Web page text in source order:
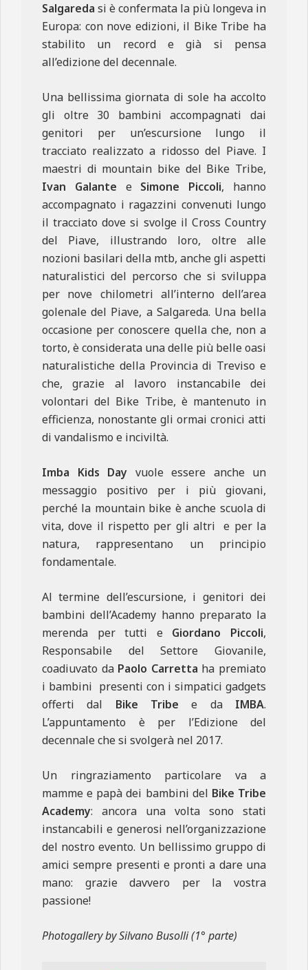
Salgareda si è confermata la più longeva in
Europa: con nove edizioni, il Bike Tribe ha
stabilito un record e già si pensa
all’edizione del decennale.
Una bellissima giornata di sole ha accolto
gli oltre 30 bambini accompagnati dai
genitori per un’escursione lungo il
tracciato realizzato a ridosso del Piave. I
maestri di mountain bike del Bike Tribe,
Ivan Galante eSimone Piccoli, hanno
accompagnato i ragazzini convenuti lungo
il tracciato dove si svolge il Cross Country
del Piave, illustrando loro, oltre alle
nozioni basilari della mtb, anche gli aspetti
naturalistici del percorso che si sviluppa
per nove chilometri all’interno dell’area
golenale del Piave, a Salgareda. Una bella
occasione per conoscere quella che, non a
torto, è considerata una delle più belle oasi
naturalistiche della Provincia di Treviso e
che, grazie al lavoro instancabile dei
volontari del Bike Tribe, è mantenuto in
efficienza, nonostante gli ormai cronici atti
di vandalismo e inciviltà.
Imba Kids Day vuole essere anche un
messaggio positivo per i più giovani,
perché la mountain bike è anche scuola di
vita, dove il rispetto per gli altri e per la
natura, rappresentano un principio
fondamentale.
Al termine dell’escursione, i genitori dei
bambini dell’Academy hanno preparato la
merenda per tutti e Giordano Piccoli,
Responsabile del Settore Giovanile,
coadiuvato da Paolo Carretta ha premiato
i bambini presenti con i simpatici gadgets
offerti dal Bike Tribe e da IMBA.
L’appuntamento è per l’Edizione del
decennale che si svolgerà nel 2017.
Un ringraziamento particolare va a
mamme e papà dei bambini del Bike Tribe
Academy: ancora una volta sono stati
instancabili e generosi nell’organizzazione
del nostro evento. Un bellissimo gruppo di
amici sempre presenti e pronti a dare una
mano: grazie davvero per la vostra
passione!
Photogallery by Silvano Busolli (1° parte)